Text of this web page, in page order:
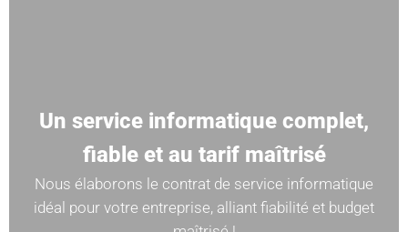
Un service informatique complet,
fiable et au tarif maîtrisé
Nous élaborons le contrat de service informatique
idéal pour votre entreprise, alliant fiabilité et budget